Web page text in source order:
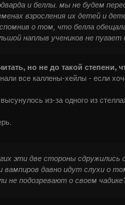
и беллы. мы не будем
взросления их детей и
о том, что белла
наплыв учеников не
но не до такой степени,
все каллены-хейлы - если
из-за одного из
эти две стороны
давно идут слухи о
не подозревают о своем